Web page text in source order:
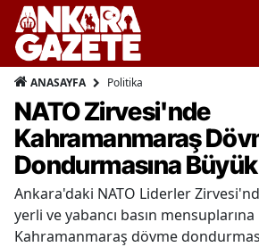
ANASAYFA Politika
NATO Zirvesi'nde
Kahramanmaraş
Dondurmasına
Ankara'daki NATO Liderler
yerli ve yabancı basın
Kahramanmaraş dövme